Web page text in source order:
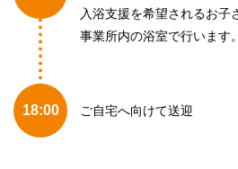
入浴支援を希望されるお子
事業所内の浴室で行います。
18:00 ご自宅へ向けて送迎